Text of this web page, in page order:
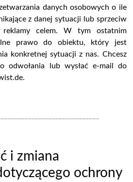
danych osobowych o ile
z danej sytuacji lub sprzeciw
reklamy celem. W tym ostatnim
prawo do obiektu, który jest
konkretnej sytuacji z nas. Chcesz
odwołania lub wysłać e-mail do
i zmiana
ochrony